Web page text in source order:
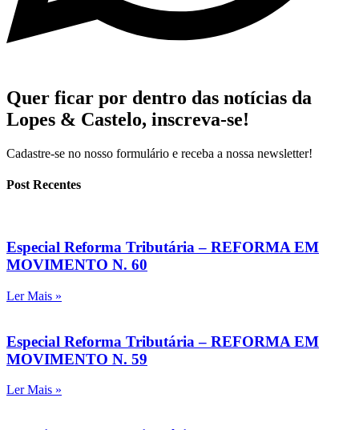
Quer ficar por dentro das notícias da
Lopes & Castelo, inscreva-se!
Cadastre-se no nosso formulário e receba a nossa newsletter!
Post Recentes
Especial Reforma Tributária – REFORMA EM
MOVIMENTO N. 60
Ler Mais »
Especial Reforma Tributária – REFORMA EM
MOVIMENTO N. 59
Ler Mais »